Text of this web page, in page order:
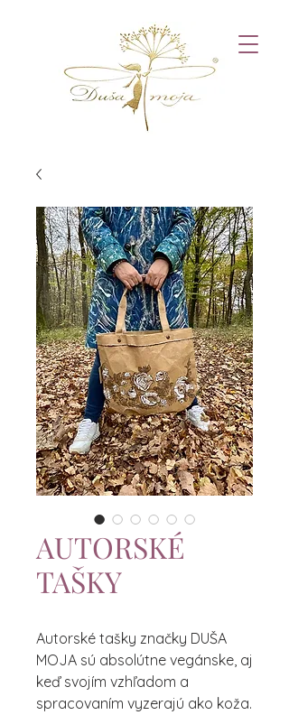
AUTORSKÉ
TAŠKY
Autorské tašky značky DUŠA
MOJA sú absolútne vegánske, aj
keď svojím vzhľadom a
spracovaním vyzerajú ako koža.